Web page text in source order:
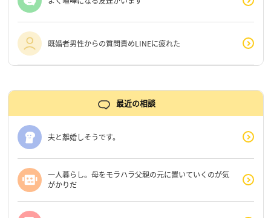
既婚者男性からの質問責めLINEに疲れた
最近の相談
夫と離婚しそうです。
一人暮らし。母をモラハラ父親の元に置いていくのが気
がかりだ